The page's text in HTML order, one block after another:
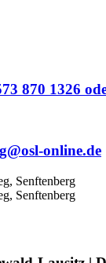
870 1326
online.de